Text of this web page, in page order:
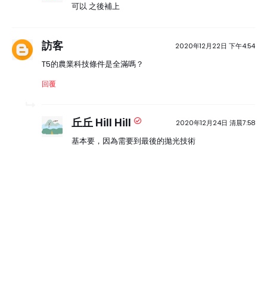
可以 之後補上
訪客 2020年12月22日 下午4:54
T5的農業科技條件是全滿嗎？
回覆
丘丘 Hill Hill 2020年12月24日 清晨7:58
基本要，因為需要到最後的拋光技術